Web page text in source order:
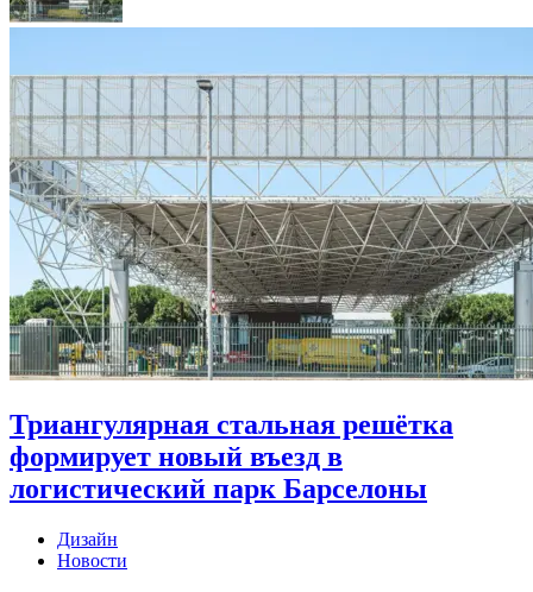
Триангулярная стальная решётка
формирует новый въезд в
логистический парк Барселоны
Дизайн
Новости